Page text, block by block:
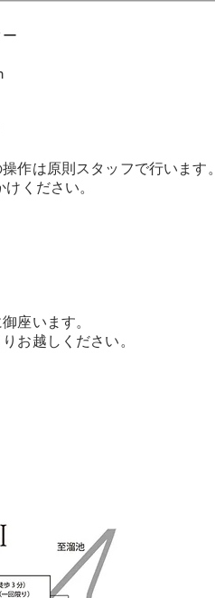
作は原則スタッフで行います。
ください。
座います。
お越しください。